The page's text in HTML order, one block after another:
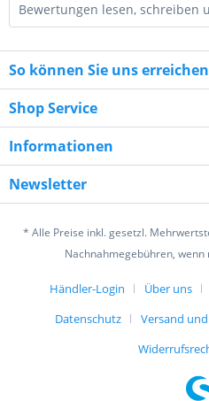
10 - 8 = ?
Ich habe die
verstanden und stimme zu. *
Bewertungen lesen, schreiben
So können Sie uns erreichen
Shop Service
Informationen
Newsletter
* Alle Preise inkl. gesetzl.
Nachnahmegebühren,
Händler-Login Über uns
Datenschutz
Versand